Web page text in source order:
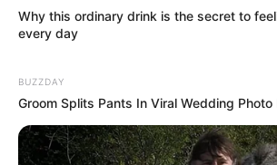
Why this ordinary drink is the secret to
every day
BUZZDAY
Groom Splits Pants In Viral Wedding Photo